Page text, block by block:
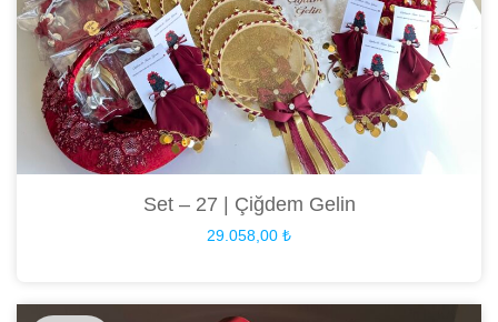
Set – 27 | Çiğdem Gelin
29.058,00 ₺